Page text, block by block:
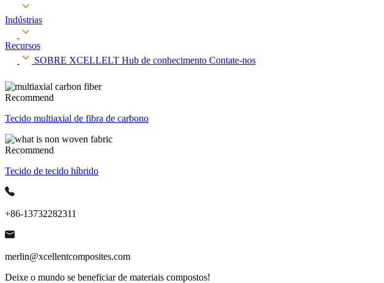
Indústrias
Recursos
SOBRE XCELLELT Hub de conhecimento Contate-nos
Recommend
Tecido multiaxial de fibra de carbono
Recommend
Tecido de tecido híbrido
+86-13732282311
merlin@xcellentcomposites.com
Deixe o mundo se beneficiar de materiais compostos!